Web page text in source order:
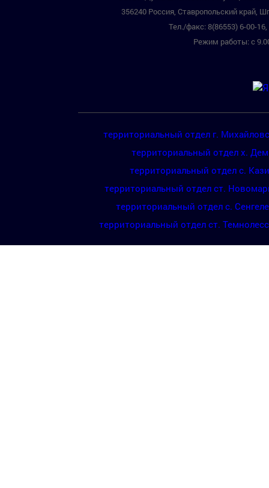
356240 Россия, Ставропольский край,
Тел./факс: 8(86553) 6-00-
Режим работы: с
территориальный отдел г.
территориальный отдел х.
территориальный отдел с.
территориальный отдел ст.
территориальный отдел с.
территориальный отдел ст.